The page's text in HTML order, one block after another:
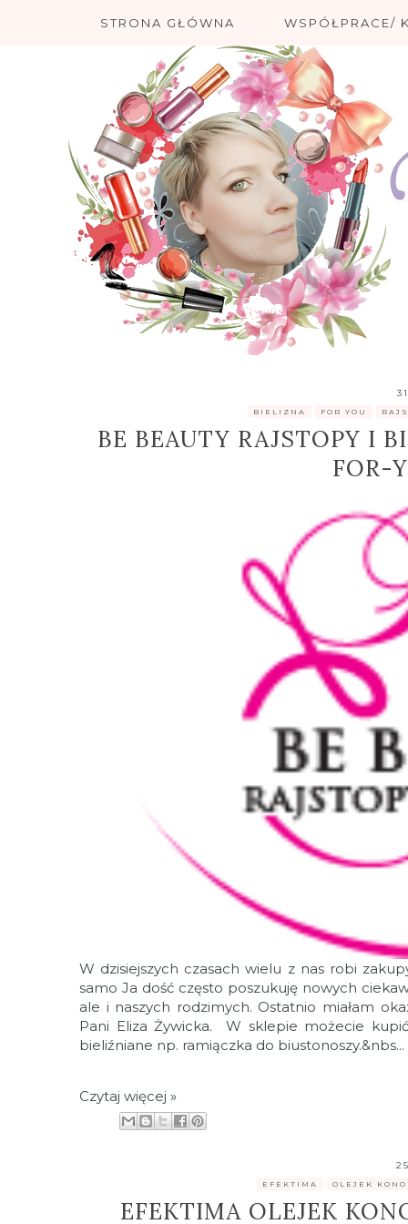
STRONA GŁÓWNA WSPÓŁPRACE/
BE BEAUTY RAJSTOPY I
FOR-
W dzisiejszych czasach wielu z nas robi
samo Ja dość często poszukuję nowych
ale i naszych rodzimych. Ostatnio miałam
Pani Eliza Żywicka. W sklepie możecie
bieliźniane np. ramiączka do biustonoszy.&nbs...
Czytaj więcej »
BIELIZNA FOR YOU
EFEKTIMA OLEJEK
EFEKTIMA OLEJEK